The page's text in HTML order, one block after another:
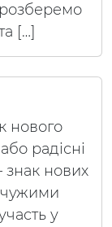
[…]
нового
радісні
знак нових
чужими
у